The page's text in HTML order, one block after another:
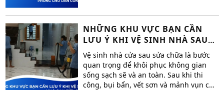
bẩn mà còn dễ dàng bám mùi hôi, vi
khuẩn, gây ảnh hưởng đến sức khỏe và
không khí trong văn phòng.
NHỮNG KHU VỰC BẠN CẦN
LƯU Ý KHI VỆ SINH NHÀ SAU
SỬA CHỮA
Vệ sinh nhà cửa sau sửa chữa là bước
quan trọng để khôi phục không gian
sống sạch sẽ và an toàn. Sau khi thi
công, bụi bẩn, vết sơn và mảnh vụn có